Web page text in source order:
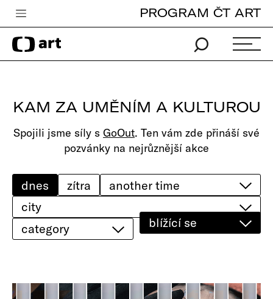
Česká televize
Zpravodajství
iVysílání
TV program
edu
Vše o ČT
PROGRAM ČT ART
KAM ZA UMĚNÍM A KULTUROU
Spojili jsme síly s GoOut. Ten vám zde přináší své
pozvánky na nejrůznější akce
city
category
dnes zítra
blížící se